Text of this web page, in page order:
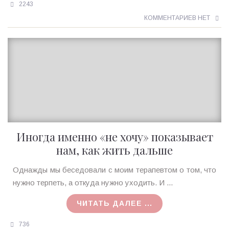
2243
КОММЕНТАРИЕВ НЕТ
Иногда именно «не хочу» показывает
нам, как жить дальше
Ирина
MagicTantra
Однажды мы беседовали с моим терапевтом о том, что
нужно терпеть, а откуда нужно уходить. И ...
ЧИТАТЬ ДАЛЕЕ ...
736